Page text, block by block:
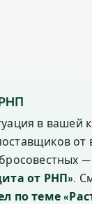
в вашей
от
—
от РНП».
по теме